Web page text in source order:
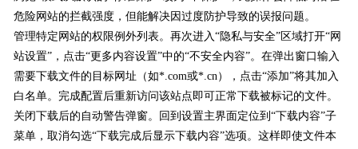
危险网站的拦截强度，但能解决因过度防护导致的误报问题。
管理特定网站的权限例外列表。再次进入“隐私与安全”区域打开“网
站设置”，点击“更多内容设置”中的“不安全内容”。在弹出窗口输入
需要下载文件的目标网址（如*.com或*.cn），点击“添加”将其加入
白名单。完成配置后重新访问该站点即可正常下载被标记的文件。
关闭下载后的自动警告弹窗。回到设置主界面定位到“下载内容”子
菜单，取消勾选“下载完成后显示下载内容”选项。这样即使文件本